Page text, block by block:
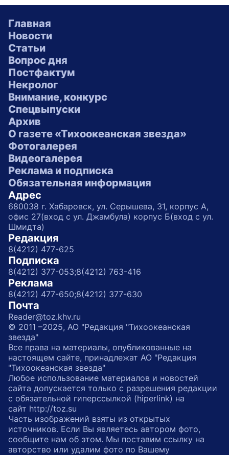
Главная
Новости
Статьи
Вопрос дня
Постфактум
Некролог
Внимание, конкурс
Спецвыпуски
Архив
О газете «Тихоокеанская звезда»
Фотогалерея
Видеогалерея
Реклама и подписка
Обязательная информация
Адрес
680038 г. Хабаровск, ул. Серышева, 31, корпус А,
офис 27(вход с ул. Джамбула) корпус Б(вход с ул.
Шмидта)
Редакция
8(4212) 477-625
Подписка
8(4212) 377-053;8(4212) 763-416
Реклама
8(4212) 477-650;8(4212) 377-630
Почта
Reader@toz.khv.ru
© 2011 –2025, АО "Редакция "Тихоокеанская
звезда"
Все права на материалы, опубликованные на
настоящем сайте, принадлежат АО "Редакция
"Тихоокеанская звезда"
Любое использование материалов и новостей
сайта допускается только с разрешения редакции
с обязательной гиперссылкой (hiperlink) на
сайт http://toz.su
Часть изображений взяты из открытых
источников. Если Вы являетесь автором фото,
сообщите нам об этом. Мы поставим ссылку на
авторство или удалим фото по Вашему